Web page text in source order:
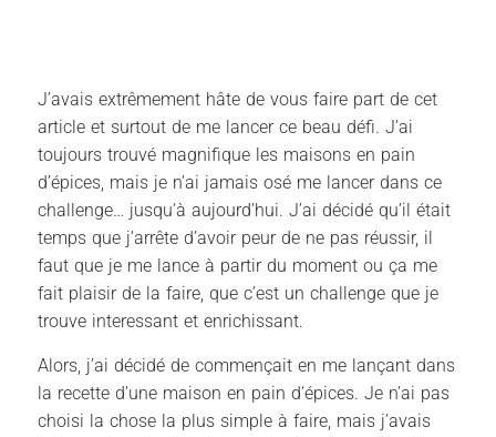
J’avais extrêmement hâte de vous faire part de cet
article et surtout de me lancer ce beau défi. J’ai
toujours trouvé magnifique les maisons en pain
d’épices, mais je n’ai jamais osé me lancer dans ce
challenge… jusqu’à aujourd’hui. J’ai décidé qu’il était
temps que j’arrête d’avoir peur de ne pas réussir, il
faut que je me lance à partir du moment ou ça me
fait plaisir de la faire, que c’est un challenge que je
trouve interessant et enrichissant.
Alors, j’ai décidé de commençait en me lançant dans
la recette d’une maison en pain d’épices. Je n’ai pas
choisi la chose la plus simple à faire, mais j’avais